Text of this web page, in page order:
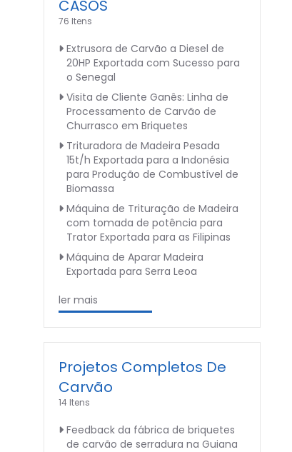
CASOS
76 Itens
Extrusora de Carvão a Diesel de
20HP Exportada com Sucesso para
o Senegal
Visita de Cliente Ganês: Linha de
Processamento de Carvão de
Churrasco em Briquetes
Trituradora de Madeira Pesada
15t/h Exportada para a Indonésia
para Produção de Combustível de
Biomassa
Máquina de Trituração de Madeira
com tomada de potência para
Trator Exportada para as Filipinas
Máquina de Aparar Madeira
Exportada para Serra Leoa
ler mais
Projetos Completos De
Carvão
14 Itens
Feedback da fábrica de briquetes
de carvão de serradura na Guiana